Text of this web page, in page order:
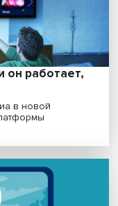
как
будущее